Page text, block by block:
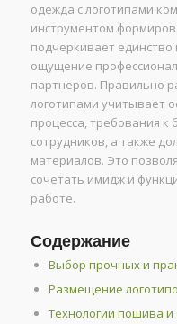
одежда с логотипами
инструментом
подчеркивает единство
ощущение
партнеров. Правильно
логотипами учитывает
процесса, требования к
сотрудников, а также
материалов. Это
сочетать имидж и
работе.
Содержание
Выбор прочных и
Размещение
Технологии пошива